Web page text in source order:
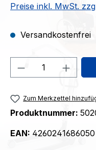
Preise inkl. MwSt.
Versandkostenfrei
Produkt
Zum Merkzettel
Produktnummer:
EAN: 4260241686050